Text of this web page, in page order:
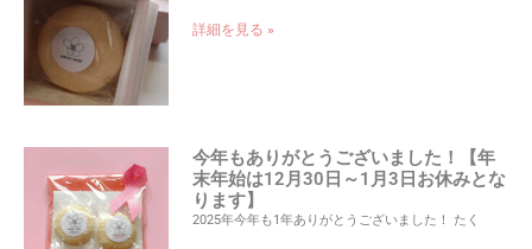
詳細を見る »
今年もありがとうございました！【年
末年始は12月30日～1月3日お休みとな
ります】
2025年今年も1年ありがとうございました！ たく